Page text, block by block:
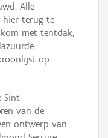
Alle
hier terug te
met tentdak,
op
Sint-
van de
ontwerp van